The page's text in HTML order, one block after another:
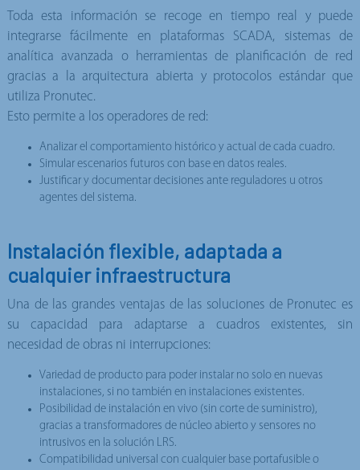
Toda esta información se recoge en tiempo real y puede
integrarse fácilmente en plataformas SCADA, sistemas de
analítica avanzada o herramientas de planificación de red
gracias a la arquitectura abierta y protocolos estándar que
utiliza Pronutec.
Esto permite a los operadores de red:
Analizar el comportamiento histórico y actual de cada cuadro.
Simular escenarios futuros con base en datos reales.
Justificar y documentar decisiones ante reguladores u otros
agentes del sistema.
Instalación flexible, adaptada a
cualquier infraestructura
Una de las grandes ventajas de las soluciones de Pronutec es
su capacidad para adaptarse a cuadros existentes, sin
necesidad de obras ni interrupciones:
Variedad de producto para poder instalar no solo en nuevas
instalaciones, si no también en instalaciones existentes.
Posibilidad de instalación en vivo (sin corte de suministro),
gracias a transformadores de núcleo abierto y sensores no
intrusivos en la solución LRS.
Compatibilidad universal con cualquier base portafusible o